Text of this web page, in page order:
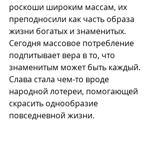
роскоши широким массам, их
преподносили как часть образа
жизни богатых и знаменитых.
Сегодня массовое потребление
подпитывает вера в то, что
знаменитым может быть каждый.
Слава стала чем-то вроде
народной лотереи, помогающей
скрасить однообразие
повседневной жизни.